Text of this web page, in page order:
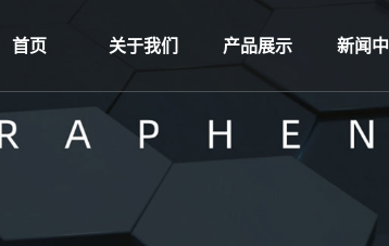
首页 关于我们
资质荣誉
营业执照
产品展示
石墨烯纺织产品
新闻
公司新
行业新
人才招